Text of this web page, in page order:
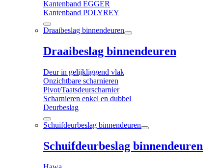
Kantenband EGGER
Kantenband POLYREY
Draaibeslag binnendeuren
Draaibeslag binnendeuren
Deur in gelijkliggend vlak
Onzichtbare scharnieren
Pivot/Taatsdeurscharnier
Scharnieren enkel en dubbel
Deurbeslag
Schuifdeurbeslag binnendeuren
Schuifdeurbeslag binnendeuren